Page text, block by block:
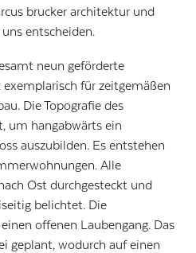
brucker architektur und
entscheiden.
neun geförderte
für zeitgemäßen
Die Topografie des
um hangabwärts ein
auszubilden. Es entstehen
Alle
Ost durchgesteckt und
belichtet. Die
offenen Laubengang. Das
geplant, wodurch auf einen